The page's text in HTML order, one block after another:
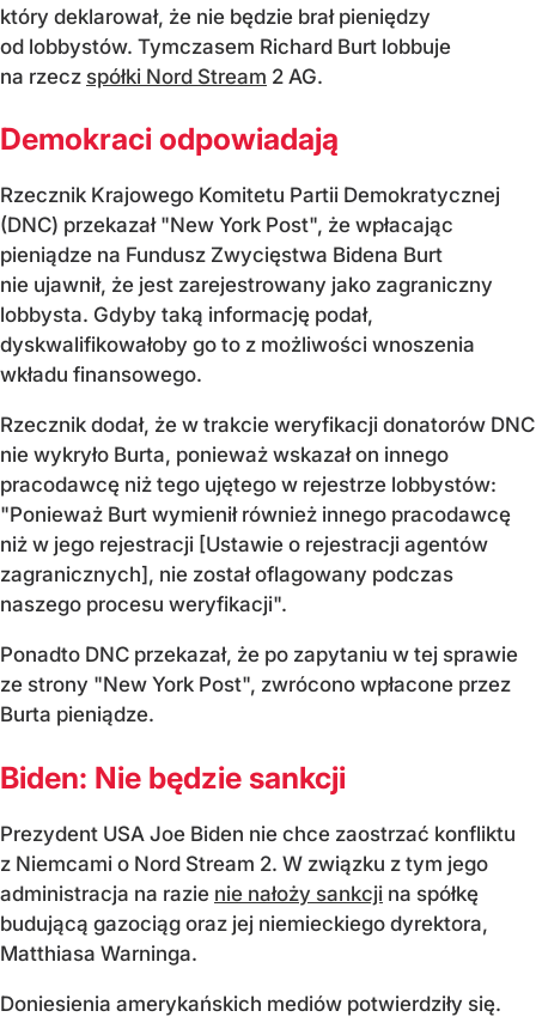
który deklarował, że nie będzie brał pieniędzy
od lobbystów. Tymczasem Richard Burt lobbuje
na rzecz spółki Nord Stream 2 AG.
Demokraci odpowiadają
Rzecznik Krajowego Komitetu Partii Demokratycznej
(DNC) przekazał "New York Post", że wpłacając
pieniądze na Fundusz Zwycięstwa Bidena Burt
nie ujawnił, że jest zarejestrowany jako zagraniczny
lobbysta. Gdyby taką informację podał,
dyskwalifikowałoby go to z możliwości wnoszenia
wkładu finansowego.
Rzecznik dodał, że w trakcie weryfikacji donatorów DNC
nie wykryło Burta, ponieważ wskazał on innego
pracodawcę niż tego ujętego w rejestrze lobbystów:
"Ponieważ Burt wymienił również innego pracodawcę
niż w jego rejestracji [Ustawie o rejestracji agentów
zagranicznych], nie został oflagowany podczas
naszego procesu weryfikacji".
Ponadto DNC przekazał, że po zapytaniu w tej sprawie
ze strony "New York Post", zwrócono wpłacone przez
Burta pieniądze.
Biden: Nie będzie sankcji
Prezydent USA Joe Biden nie chce zaostrzać konfliktu
z Niemcami o Nord Stream 2. W związku z tym jego
administracja na razie nie nałoży sankcji na spółkę
budującą gazociąg oraz jej niemieckiego dyrektora,
Matthiasa Warninga.
Doniesienia amerykańskich mediów potwierdziły się.